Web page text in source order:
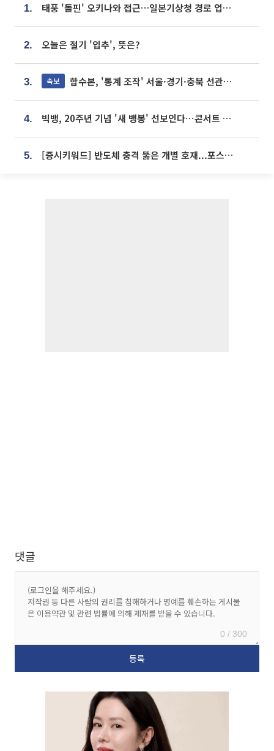
1. 태풍 '돌핀' 오키나와 접근…일본기상청 경로 업데이트
2. 오늘은 절기 '입추', 뜻은?
3. 속보 합수본, '통계 조작' 서울·경기·충북 선관위 등 추가 압수수색
4. 빅뱅, 20주년 기념 '새 뱅봉' 선보인다⋯콘서트 앞두고 팝업 개최
5. [증시키워드] 반도체 충격 뚫은 개별 호재...포스코퓨처엠·에코프로·한화솔루션 '눈길'
댓글
0 / 300